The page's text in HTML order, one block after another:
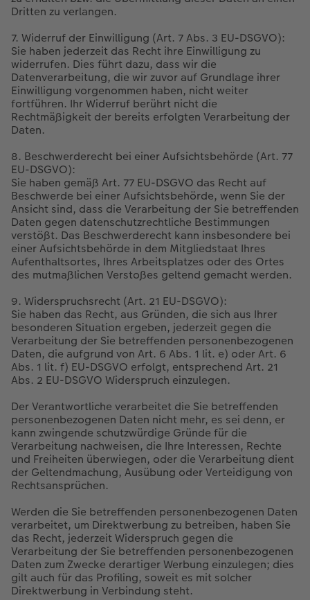
Dritten zu verlangen.
7. Widerruf der Einwilligung (Art. 7 Abs. 3 EU-DSGVO):
Sie haben jederzeit das Recht ihre Einwilligung zu
widerrufen. Dies führt dazu, dass wir die
Datenverarbeitung, die wir zuvor auf Grundlage ihrer
Einwilligung vorgenommen haben, nicht weiter
fortführen. Ihr Widerruf berührt nicht die
Rechtmäßigkeit der bereits erfolgten Verarbeitung der
Daten.
8. Beschwerderecht bei einer Aufsichtsbehörde (Art. 77
EU-DSGVO):
Sie haben gemäß Art. 77 EU-DSGVO das Recht auf
Beschwerde bei einer Aufsichtsbehörde, wenn Sie der
Ansicht sind, dass die Verarbeitung der Sie betreffenden
Daten gegen datenschutzrechtliche Bestimmungen
verstößt. Das Beschwerderecht kann insbesondere bei
einer Aufsichtsbehörde in dem Mitgliedstaat Ihres
Aufenthaltsortes, Ihres Arbeitsplatzes oder des Ortes
des mutmaßlichen Verstoßes geltend gemacht werden.
9. Widerspruchsrecht (Art. 21 EU-DSGVO):
Sie haben das Recht, aus Gründen, die sich aus Ihrer
besonderen Situation ergeben, jederzeit gegen die
Verarbeitung der Sie betreffenden personenbezogenen
Daten, die aufgrund von Art. 6 Abs. 1 lit. e) oder Art. 6
Abs. 1 lit. f) EU-DSGVO erfolgt, entsprechend Art. 21
Abs. 2 EU-DSGVO Widerspruch einzulegen.
Der Verantwortliche verarbeitet die Sie betreffenden
personenbezogenen Daten nicht mehr, es sei denn, er
kann zwingende schutzwürdige Gründe für die
Verarbeitung nachweisen, die Ihre Interessen, Rechte
und Freiheiten überwiegen, oder die Verarbeitung dient
der Geltendmachung, Ausübung oder Verteidigung von
Rechtsansprüchen.
Werden die Sie betreffenden personenbezogenen Daten
verarbeitet, um Direktwerbung zu betreiben, haben Sie
das Recht, jederzeit Widerspruch gegen die
Verarbeitung der Sie betreffenden personenbezogenen
Daten zum Zwecke derartiger Werbung einzulegen; dies
gilt auch für das Profiling, soweit es mit solcher
Direktwerbung in Verbindung steht.